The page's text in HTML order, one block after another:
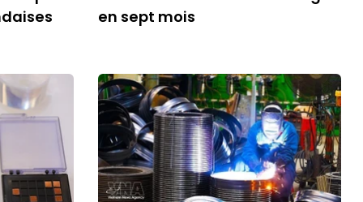
en sept mois